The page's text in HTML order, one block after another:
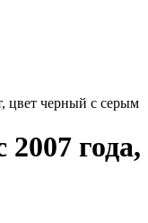
цвет черный с серым